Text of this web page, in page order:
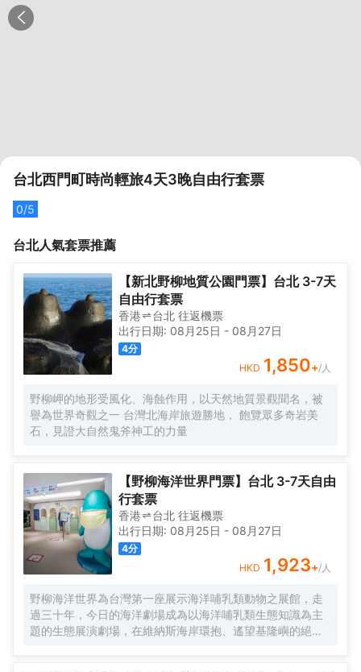
台北西門町時尚輕旅4天3晚自由行套票
0/5
台北人氣套票推薦
【新北野柳地質公園門票】台北 3-7天
自由行套票
香港 台北 往返機票
出行日期: 08月25日 - 08月27日
4分
HKD 1,850+/人
野柳岬的地形受風化、海蝕作用，以天然地質景觀聞名，被
譽為世界奇觀之一 台灣北海岸旅遊勝地， 飽覽眾多奇岩美
石，見證大自然鬼斧神工的力量
【野柳海洋世界門票】台北 3-7天自由
行套票
香港 台北 往返機票
出行日期: 08月25日 - 08月27日
4分
HKD 1,923+/人
野柳海洋世界為台灣第一座展示海洋哺乳類動物之展館，走
過三十年，今日的海洋劇場成為以海洋哺乳類生態知識為主
題的生態展演劇場，在維納斯海岸環抱、遙望基隆嶼的絕美